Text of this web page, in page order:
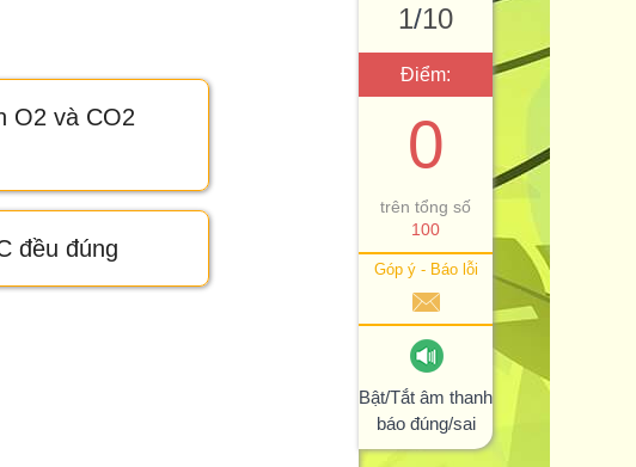
O2 và CO2
đều đúng
1/10
Điểm:
0
trên tổng số
100
Góp ý - Báo lỗi
Bật/Tắt âm thanh
báo đúng/sai